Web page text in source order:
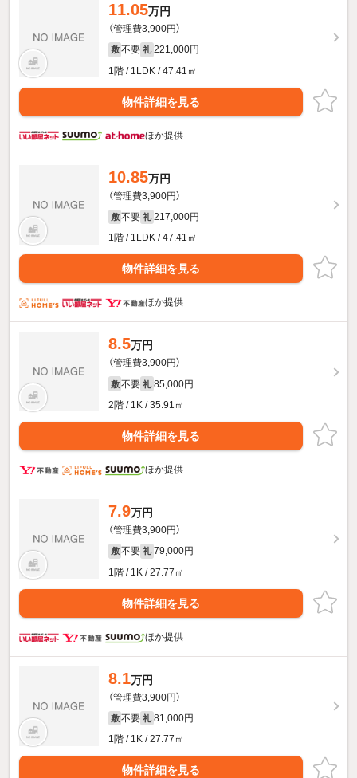
11.05万円
（管理費3,900円）
敷 不要 礼 221,000円
1階 / 1LDK / 47.41㎡
物件詳細を見る
ほか提供
10.85万円
（管理費3,900円）
敷 不要 礼 217,000円
1階 / 1LDK / 47.41㎡
物件詳細を見る
ほか提供
8.5万円
（管理費3,900円）
敷 不要 礼 85,000円
2階 / 1K / 35.91㎡
物件詳細を見る
ほか提供
7.9万円
（管理費3,900円）
敷 不要 礼 79,000円
1階 / 1K / 27.77㎡
物件詳細を見る
ほか提供
8.1万円
（管理費3,900円）
敷 不要 礼 81,000円
1階 / 1K / 27.77㎡
物件詳細を見る